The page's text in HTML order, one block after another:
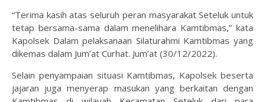
“Terima kasih atas seluruh peran masyarakat Seteluk untuk
tetap bersama-sama dalam menelihara Kamtibmas,” kata
Kapolsek Dalam pelaksanaan Silaturahmi Kamtibmas yang
dikemas dalam Jum’at Curhat. Jum’at (30/12/2022).
Selain penyampaian situasi Kamtibmas, Kapolsek beserta
jajaran juga menyerap masukan yang berkaitan dengan